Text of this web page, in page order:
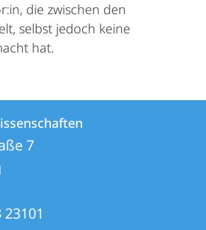
die zwischen den
selbst jedoch keine
hat.
7